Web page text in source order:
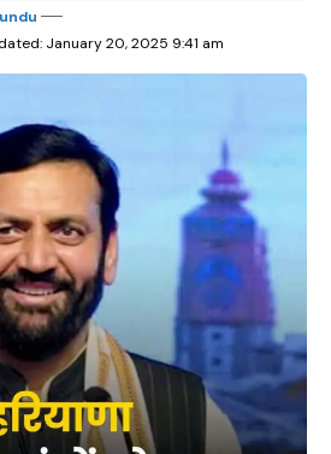
January 20, 2025 9:41 am